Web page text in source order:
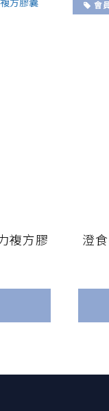
複方膠
會
澄